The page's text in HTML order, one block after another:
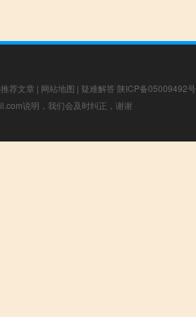
荐文章 | 网站地图 | 疑难解答 陕ICP备05009492号
说明，我们会及时纠正，谢谢